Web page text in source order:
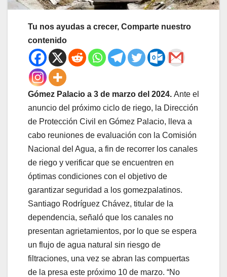
Tu nos ayudas a crecer, Comparte nuestro
contenido
Gómez Palacio a 3 de marzo del 2024. Ante el
anuncio del próximo ciclo de riego, la Dirección
de Protección Civil en Gómez Palacio, lleva a
cabo reuniones de evaluación con la Comisión
Nacional del Agua, a fin de recorrer los canales
de riego y verificar que se encuentren en
óptimas condiciones con el objetivo de
garantizar seguridad a los gomezpalatinos.
Santiago Rodríguez Chávez, titular de la
dependencia, señaló que los canales no
presentan agrietamientos, por lo que se espera
un flujo de agua natural sin riesgo de
filtraciones, una vez se abran las compuertas
de la presa este próximo 10 de marzo. “No